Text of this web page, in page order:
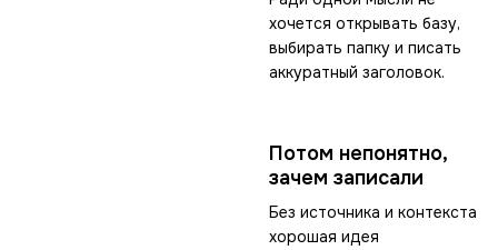
хочется открывать базу,
выбирать папку и писать
аккуратный заголовок.
Потом непонятно,
зачем записали
Без источника и контекста
хорошая идея